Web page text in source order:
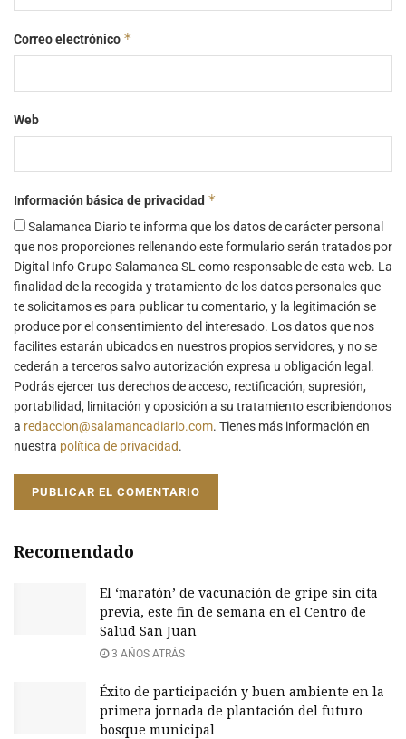
Correo electrónico *
Web
Información básica de privacidad *
Salamanca Diario te informa que los datos de carácter personal
que nos proporciones rellenando este formulario serán tratados por
Digital Info Grupo Salamanca SL como responsable de esta web. La
finalidad de la recogida y tratamiento de los datos personales que
te solicitamos es para publicar tu comentario, y la legitimación se
produce por el consentimiento del interesado. Los datos que nos
facilites estarán ubicados en nuestros propios servidores, y no se
cederán a terceros salvo autorización expresa u obligación legal.
Podrás ejercer tus derechos de acceso, rectificación, supresión,
portabilidad, limitación y oposición a su tratamiento escribiendonos
a redaccion@salamancadiario.com. Tienes más información en
nuestra política de privacidad.
Recomendado
El ‘maratón’ de vacunación de gripe sin cita
previa, este fin de semana en el Centro de
Salud San Juan
3 AÑOS ATRÁS
Éxito de participación y buen ambiente en la
primera jornada de plantación del futuro
bosque municipal